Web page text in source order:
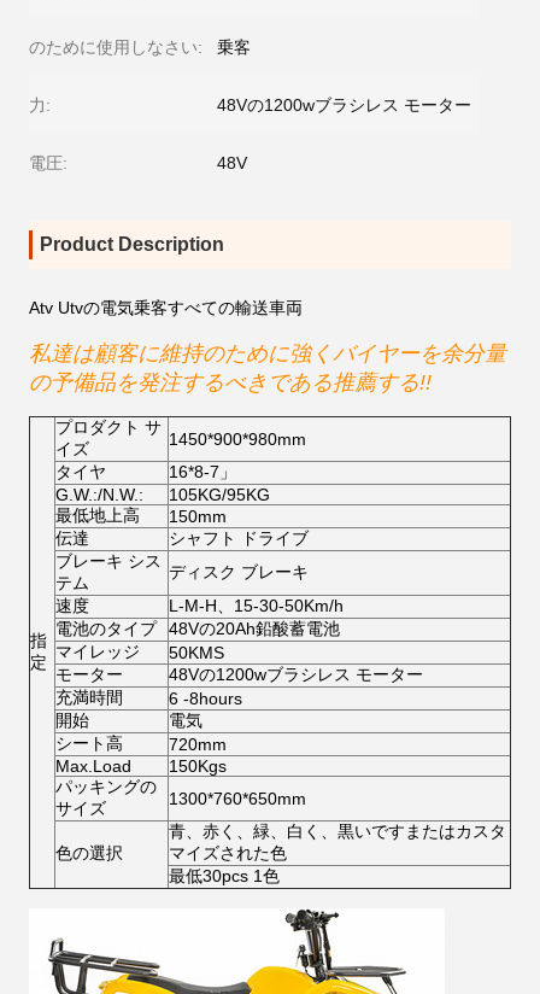
のために使用しなさい: 乗客
力: 48Vの1200wブラシレス モーター
電圧: 48V
Product Description
Atv Utvの電気乗客すべての輸送車両
私達は顧客に維持のために強くバイヤーを余分量
の予備品を発注するべきである推薦する!!
指
定
プロダクト サ
イズ
1450*900*980mm
タイヤ
16*8-7」
G.W.:/N.W.:
105KG/95KG
最低地上高
150mm
伝達
シャフト ドライブ
ブレーキ シス
テム
ディスク ブレーキ
速度
L-M-H、15-30-50Km/h
電池のタイプ
48Vの20Ah鉛酸蓄電池
マイレッジ
50KMS
モーター
48Vの1200wブラシレス モーター
充満時間
6 -8hours
開始
電気
シート高
720mm
Max.Load
150Kgs
パッキングの
サイズ
1300*760*650mm
色の選択
青、赤く、緑、白く、黒いですまたはカスタ
マイズされた色
最低30pcs 1色